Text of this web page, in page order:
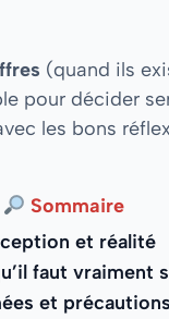
(quand ils
pour décider
les bons
Sommaire
et réalité
faut vraiment
et